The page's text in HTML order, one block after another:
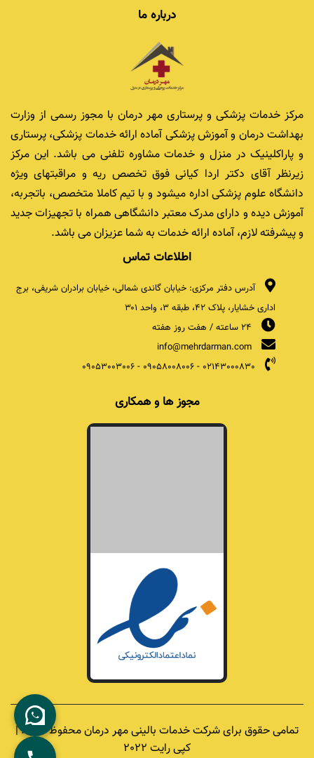
درباره ما
مرکز خدمات پزشکی و پرستاری مهر درمان با مجوز رسمی از وزارت
بهداشت درمان و آموزش پزشکی آماده ارائه خدمات پزشکی، پرستاری
و پاراکلینیک در منزل و خدمات مشاوره تلفنی می باشد. این مرکز
زیرنظر آقای دکتر اردا کیانی فوق تخصص ریه و مراقبتهای ویژه
دانشگاه علوم پزشکی اداره میشود و با تیم کاملا متخصص، باتجربه،
آموزش دیده و دارای مدرک معتبر دانشگاهی همراه با تجهیزات جدید
و پیشرفته لازم، آماده ارائه خدمات به شما عزیزان می باشد.
اطلاعات تماس
آدرس دفتر مرکزی: خیابان گاندی شمالی، خیابان برادران شریفی، برج
اداری خشایار، پلاک ۴۲، طبقه ۳، واحد ۳۰۱
info@mehrdarman.com
02143000830
-
09058008006
-
09053003006
مجوز ها و همکاری
تمامی حقوق برای شرکت خدمات بالینی مهر درمان محفوظ است. |
کپی رایت 2022